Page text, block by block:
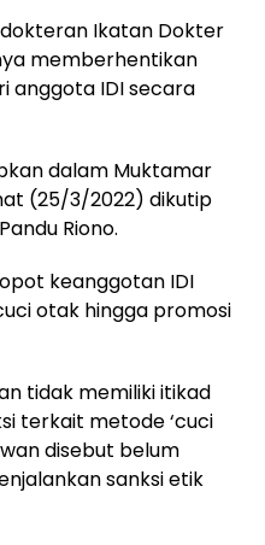
Ikatan Dokter
memberhentikan
anggota IDI secara
dalam Muktamar
(25/3/2022) dikutip
Riono.
keanggotan IDI
otak hingga promosi
tidak memiliki itikad
terkait metode ‘cuci
disebut belum
sanksi etik